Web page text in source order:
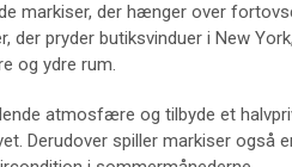
markiser, der hænger over
der pryder butiksvinduer i New
og ydre rum.
atmosfære og tilbyde et
Derudover spiller markiser også